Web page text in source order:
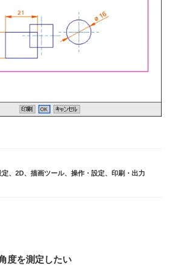
定、 2D、 描画ツール、 操作・設定、 印刷・出力
度を測定したい